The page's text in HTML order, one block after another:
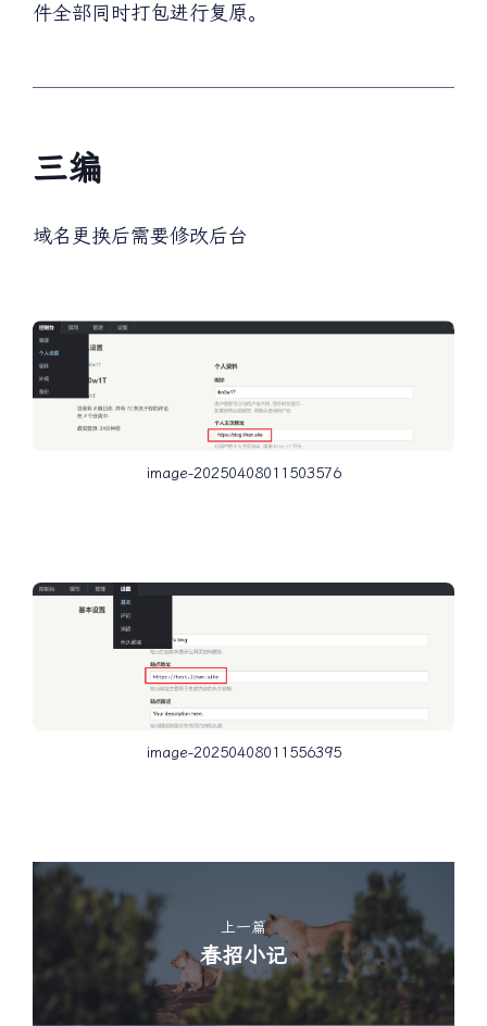
件全部同时打包进行复原。
三编
域名更换后需要修改后台
image-20250408011503576
image-20250408011556395
上一篇
春招小记